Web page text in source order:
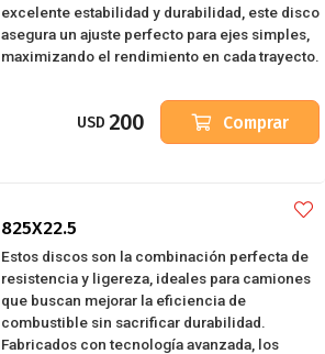
excelente estabilidad y durabilidad, este disco
asegura un ajuste perfecto para ejes simples,
maximizando el rendimiento en cada trayecto.
USD 200 Comprar
825X22.5
Estos discos son la combinación perfecta de
resistencia y ligereza, ideales para camiones
que buscan mejorar la eficiencia de
combustible sin sacrificar durabilidad.
Fabricados con tecnología avanzada, los